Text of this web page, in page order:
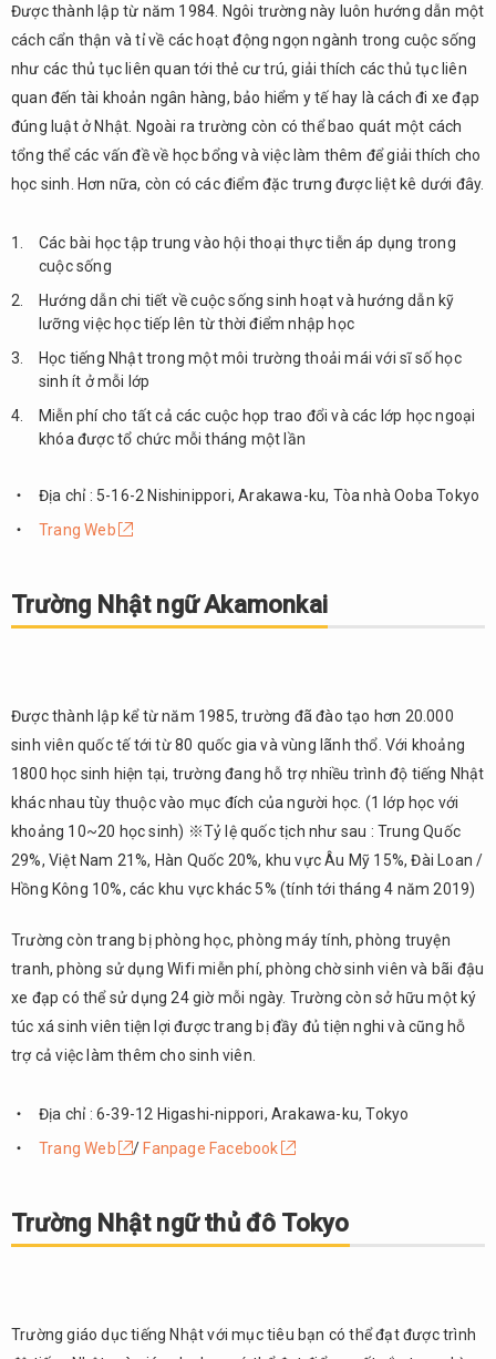
Nhật ngữ
Akamonkai
3.
Trường
Nhật
ngữ
Tokyo
Dynamic
Business
College
(DBC)
5.
FPT
JAPAN
ACADEMY
6.
Nhật
Tokyo
7.
Tổng
Được thành lập từ năm 1984. Ngôi trường này luôn hướng dẫn một
cách cẩn thận và tỉ về các hoạt động ngọn ngành trong cuộc sống
như các thủ tục liên quan tới thẻ cư trú, giải thích các thủ tục liên
quan đến tài khoản ngân hàng, bảo hiểm y tế hay là cách đi xe đạp
đúng luật ở Nhật. Ngoài ra trường còn có thể bao quát một cách
tổng thể các vấn đề về học bổng và việc làm thêm để giải thích cho
học sinh. Hơn nữa, còn có các điểm đặc trưng được liệt kê dưới đây.
Các bài học tập trung vào hội thoại thực tiễn áp dụng trong
cuộc sống
Hướng dẫn chi tiết về cuộc sống sinh hoạt và hướng dẫn kỹ
lưỡng việc học tiếp lên từ thời điểm nhập học
Học tiếng Nhật trong một môi trường thoải mái với sĩ số học
sinh ít ở mỗi lớp
Miễn phí cho tất cả các cuộc họp trao đổi và các lớp học ngoại
khóa được tổ chức mỗi tháng một lần
Địa chỉ : 5-16-2 Nishinippori, Arakawa-ku, Tòa nhà Ooba Tokyo
Trang Web
Trường Nhật ngữ Akamonkai
Được thành lập kể từ năm 1985, trường đã đào tạo hơn 20.000
sinh viên quốc tế tới từ 80 quốc gia và vùng lãnh thổ. Với khoảng
1800 học sinh hiện tại, trường đang hỗ trợ nhiều trình độ tiếng Nhật
khác nhau tùy thuộc vào mục đích của người học. (1 lớp học với
khoảng 10~20 học sinh) ※Tỷ lệ quốc tịch như sau : Trung Quốc
29%, Việt Nam 21%, Hàn Quốc 20%, khu vực Âu Mỹ 15%, Đài Loan /
Hồng Kông 10%, các khu vực khác 5% (tính tới tháng 4 năm 2019)
Trường còn trang bị phòng học, phòng máy tính, phòng truyện
tranh, phòng sử dụng Wifi miễn phí, phòng chờ sinh viên và bãi đậu
xe đạp có thể sử dụng 24 giờ mỗi ngày. Trường còn sở hữu một ký
túc xá sinh viên tiện lợi được trang bị đầy đủ tiện nghi và cũng hỗ
trợ cả việc làm thêm cho sinh viên.
Địa chỉ : 6-39-12 Higashi-nippori, Arakawa-ku, Tokyo
Trang Web
/ Fanpage Facebook
Trường Nhật ngữ thủ đô Tokyo
Trường giáo dục tiếng Nhật với mục tiêu bạn có thể đạt được trình